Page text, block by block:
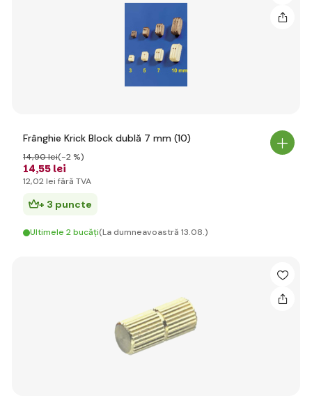
Frânghie Krick Block dublă 7 mm (10)
14,55 lei
14,90 lei(-2 %)
12,02 lei fără TVA
+ 3 puncte
Ultimele 2 bucăți(La dumneavoastră 13.08.)